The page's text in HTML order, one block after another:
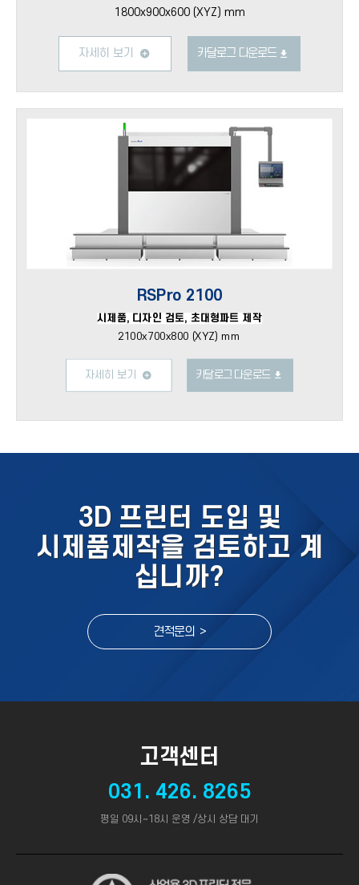
1800x900x600 (XYZ) mm
자세히 보기 카달로그 다운로드
RSPro 2100
시제품, 디자인 검토, 초대형파트 제작
2100x700x800 (XYZ) mm
자세히 보기 카달로그 다운로드
3D 프린터 도입 및
시제품제작을 검토하고 계
십니까?
견적문의 >
고객센터
031. 426. 8265
평일 09시~18시 운영 /상시 상담 대기